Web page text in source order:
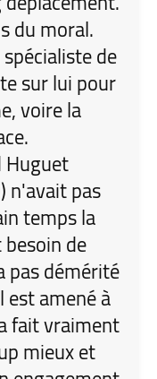
du moral.
de
sur lui pour
voire la
Huguet
n'avait pas
temps la
de
pas démérité
est amené à
fait vraiment
mieux et